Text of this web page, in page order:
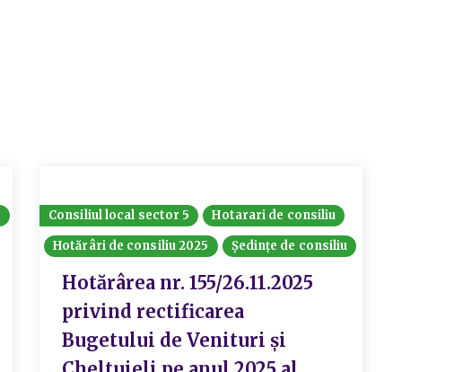
Consiliul local sector 5
Hotarari de consiliu
Hotărâri de consiliu 2025
Ședințe de consiliu
Hotărârea nr. 155/26.11.2025
privind rectificarea
Bugetului de Venituri și